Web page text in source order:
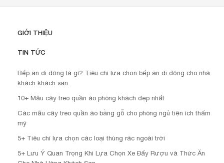
GIỚI THIỆU
TIN TỨC
Bếp ăn di động là gì? Tiêu chí lựa chọn bếp ăn di động cho nhà
khách khách sạn.
10+ Mẫu cây treo quần áo phòng khách đẹp nhất
Các mẫu cây treo quần áo bằng gỗ cho phòng ngủ tiện ích thẩm
mỹ
5+ Tiêu chí lựa chọn các loại thùng rác ngoài trời
5+ Lưu Ý Quan Trọng Khi Lựa Chọn Xe Đẩy Rượu và Thức Ăn